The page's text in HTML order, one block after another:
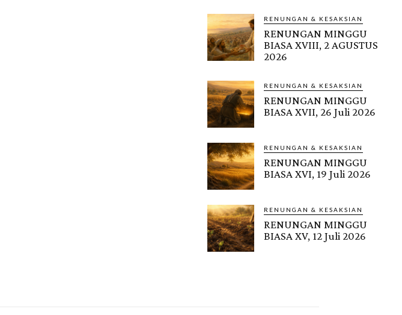
RENUNGAN & KESAKSIAN
RENUNGAN MINGGU
BIASA XVIII, 2 AGUSTUS
2026
RENUNGAN & KESAKSIAN
RENUNGAN MINGGU
BIASA XVII, 26 Juli 2026
RENUNGAN & KESAKSIAN
RENUNGAN MINGGU
BIASA XVI, 19 Juli 2026
RENUNGAN & KESAKSIAN
RENUNGAN MINGGU
BIASA XV, 12 Juli 2026